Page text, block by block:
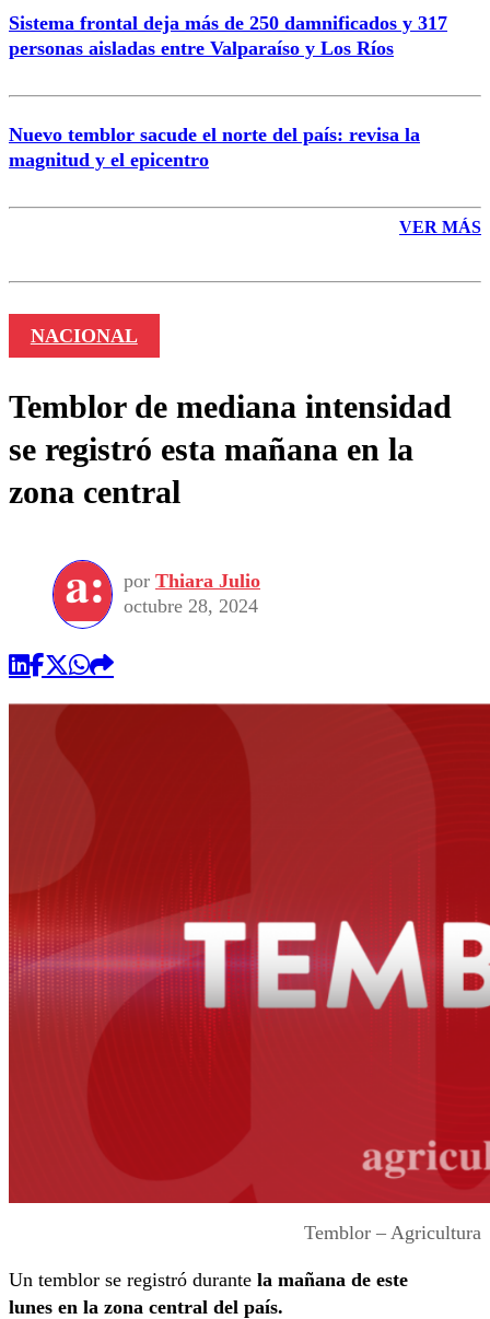
Sistema frontal deja más de 250 damnificados y 317
personas aisladas entre Valparaíso y Los Ríos
Nuevo temblor sacude el norte del país: revisa la
magnitud y el epicentro
VER MÁS
NACIONAL
Temblor de mediana intensidad
se registró esta mañana en la
zona central
por Thiara Julio
octubre 28, 2024
Temblor – Agricultura
Un temblor se registró durante la mañana de este
lunes en la zona central del país.